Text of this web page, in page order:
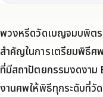
พวงหรีดวัดเบญจมบพิตร
สำคัญในการเตรียมพิธีศ
ที่มีสถาปัตยกรรมงดงา
งานศพให้พิธีทุกระดับที่วั